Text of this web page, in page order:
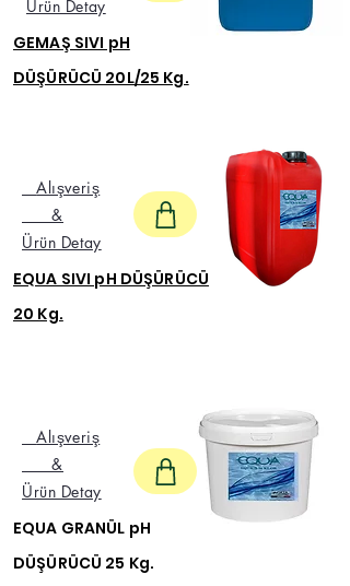
Ürün Detay
GEMAŞ SIVI pH
DÜŞÜRÜCÜ 20L/25 Kg.
Alışveriş
&
Ürün Detay
EQUA SIVI pH DÜŞÜRÜCÜ
20 Kg.
Alışveriş
&
Ürün Detay
EQUA GRANÜL pH
DÜŞÜRÜCÜ 25 Kg.